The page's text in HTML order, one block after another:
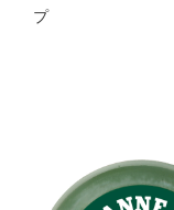
プ